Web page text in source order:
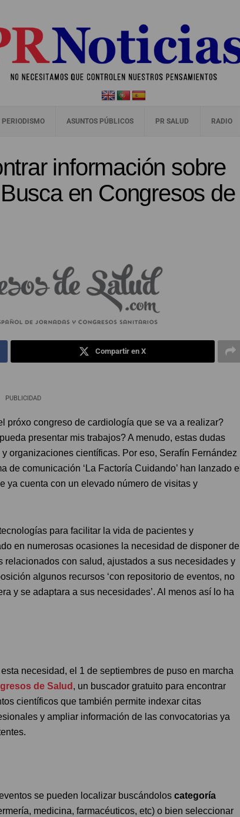
PERIODISMO ASUNTOS PÚBLICOS PR SALUD RADIO
información sobre
en Congresos de
Compartir en X
PUBLICIDAD
próxo congreso de cardiología que se va a realizar?
presentar mis trabajos? A menudo, estas dudas
organizaciones científicas. Por eso, Serafín Fernández
de comunicación ‘La Factoría Cuidando’ han lanzado el
ya cuenta con un elevado número de visitas y
para facilitar la vida de pacientes y
en numerosas ocasiones la necesidad de disponer de
con salud, ajustados a sus necesidades y
algunos recursos ‘con repositorio de eventos, no
y se adaptara a sus necesidades’. Al menos así lo ha
necesidad, el 1 de septiembres de puso en marcha
de Salud , un buscador gratuito para encontrar
científicos que también permite indexar citas
y ampliar información de las convocatorias ya
se pueden localizar buscándolos categoría
medicina, farmacéuticos, etc) o bien seleccionar